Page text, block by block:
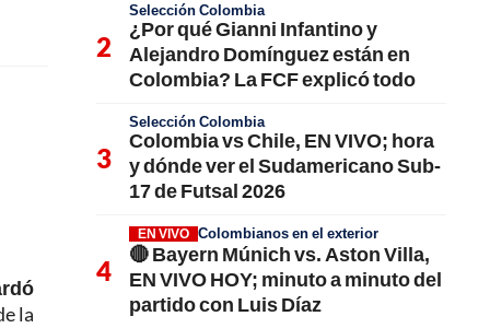
la
Selección Colombia
¿Por qué Gianni Infantino y
Alejandro Domínguez están en
Colombia? La FCF explicó todo
Selección Colombia
Colombia vs Chile, EN VIVO; hora
y dónde ver el Sudamericano Sub-
17 de Futsal 2026
EN VIVO Colombianos en el exterior
🔴 Bayern Múnich vs. Aston Villa,
EN VIVO HOY; minuto a minuto del
partido con Luis Díaz